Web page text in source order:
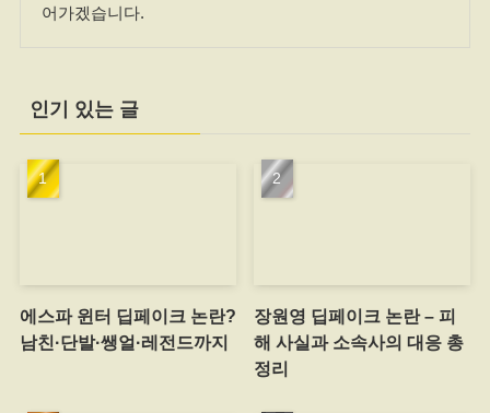
어가겠습니다.
인기 있는 글
에스파 윈터 딥페이크 논란?
남친·단발·쌩얼·레전드까지
장원영 딥페이크 논란 – 피
해 사실과 소속사의 대응 총
정리